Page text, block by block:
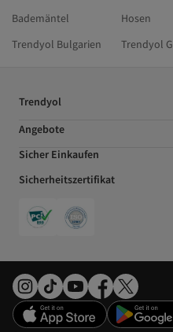
Bademäntel
Hosen
Trendyol Bulgarien
Trendyol
Trendyol
Angebote
Sicher Einkaufen
Sicherheitszertifikat